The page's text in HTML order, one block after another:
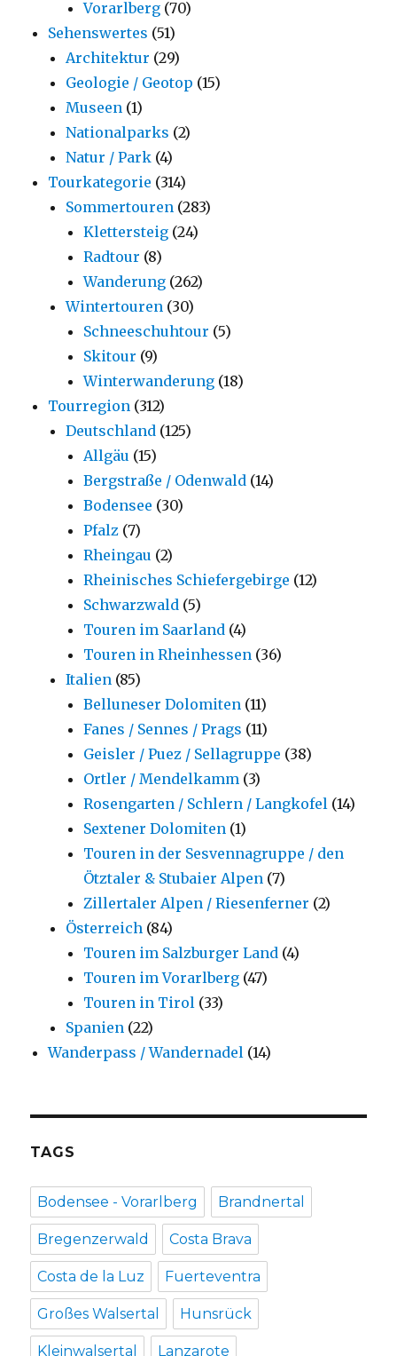
Vorarlberg (70)
Sehenswertes (51)
Architektur (29)
Geologie / Geotop (15)
Museen (1)
Nationalparks (2)
Natur / Park (4)
Tourkategorie (314)
Sommertouren (283)
Klettersteig (24)
Radtour (8)
Wanderung (262)
Wintertouren (30)
Schneeschuhtour (5)
Skitour (9)
Winterwanderung (18)
Tourregion (312)
Deutschland (125)
Allgäu (15)
Bergstraße / Odenwald (14)
Bodensee (30)
Pfalz (7)
Rheingau (2)
Rheinisches Schiefergebirge (12)
Schwarzwald (5)
Touren im Saarland (4)
Touren in Rheinhessen (36)
Italien (85)
Belluneser Dolomiten (11)
Fanes / Sennes / Prags (11)
Geisler / Puez / Sellagruppe (38)
Ortler / Mendelkamm (3)
Rosengarten / Schlern / Langkofel (14)
Sextener Dolomiten (1)
Touren in der Sesvennagruppe / den
Ötztaler & Stubaier Alpen (7)
Zillertaler Alpen / Riesenferner (2)
Österreich (84)
Touren im Salzburger Land (4)
Touren im Vorarlberg (47)
Touren in Tirol (33)
Spanien (22)
Wanderpass / Wandernadel (14)
TAGS
Bodensee - Vorarlberg Brandnertal
Bregenzerwald Costa Brava
Costa de la Luz Fuerteventra
Großes Walsertal Hunsrück
Kleinwalsertal Lanzarote